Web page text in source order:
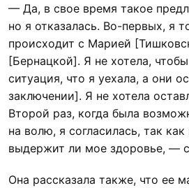
— Да, в свое время такое
но я отказалась. Во-первых, я
происходит с Марией
[Бернацкой]. Я не хотела,
ситуация, что я уехала, а они
заключении]. Я не хотела
Второй раз, когда была
на волю, я согласилась, так как
выдержит ли мое здоровье, —
Она рассказала также, что ее